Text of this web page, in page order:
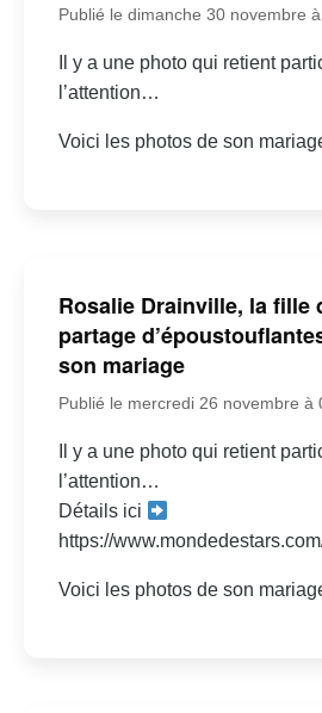
Publié le dimanche 30 novembre
Il y a une photo qui retient
l’attention…
Voici les photos de son
Rosalie Drainville, la fille
partage
son mariage
Publié le mercredi 26 novembre à
Il y a une photo qui retient
l’attention…
Détails ici
https://
Voici les photos de son